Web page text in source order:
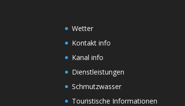
Wetter
Kontakt info
Kanal info
Dienstleistungen
Schmutzwasser
Touristische Informationen